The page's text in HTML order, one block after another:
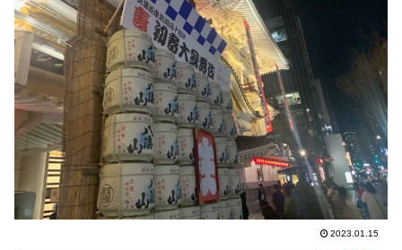
2023.01.15